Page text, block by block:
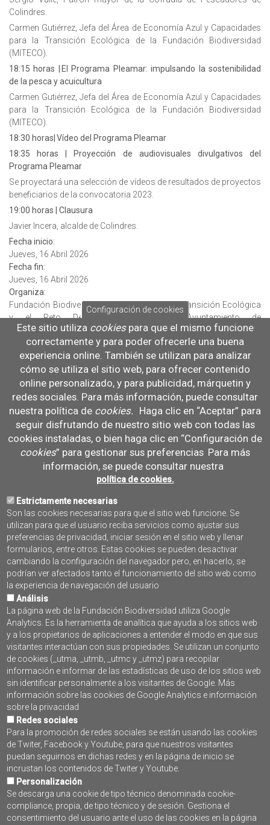
Colindres.
Carmen Gutiérrez, Jefa del Área de Economía Azul y Capacidades
para la Transición Ecológica de la Fundación Biodiversidad
(MITECO).
18:15 horas | El Programa Pleamar: impulsando la sostenibilidad
de la pesca y acuicultura
Carmen Gutiérrez, Jefa del Área de Economía Azul y Capacidades
para la Transición Ecológica de la Fundación Biodiversidad
(MITECO).
18:30 horas| Vídeo del Programa Pleamar
18:35 horas | Proyección de audiovisuales divulgativos del
Programa Pleamar
Se proyectará una selección de vídeos de resultados de proyectos
beneficiarios de la convocatoria 2023.
19:00 horas | Clausura
Javier Incera, alcalde de Colindres.
Fecha inicio:
Jueves, 16 Abril 2026
Fecha fin:
Jueves, 16 Abril 2026
Organiza:
Fundación Biodiversidad. Ministerio para la Transición Ecológica
y el Reto Demográfico (MITECO) /Ayuntamiento de
Colindres / Cofradía de Pescadores de Colindres
Email:
pleamar@fundacion-biodiversidad.es
AGENDA
Prev Next
Agosto
L M M J V S
D
1
3
4 5 6 7 8
10
11 12 13 14 15
16
17
18 19 20
24
31
SUSCRÍBETE AL BOLETÍN
PROGRAMA PLEAMAR
Contacto
Configuración de cookies
Este sitio utiliza cookiespara que el mismo funcione
correctamente y para poder ofrecerle una buena
experiencia online. También se utilizan para analizar
cómo se utiliza el sitio web, para ofrecer contenido
online personalizado, y para publicidad, márquetin y
redes sociales. Para más información, puede consultar
nuestra política de cookies. Haga clic en “Aceptar” para
seguir disfrutando de nuestro sitio web con todas las
cookies instaladas, o bien haga clic en “Configuración de
cookies” para gestionar sus preferencias Para más
información, se puede consultar nuestra
política de cookies.
Estrictamente necesarias
Son las cookies necesarias para que el sitio web funcione. Se
utilizan para que el usuario reciba servicios como ajustar sus
preferencias de privacidad, iniciar sesión en el sitio web y llenar
formularios, entre otros. Estas cookies se pueden desactivar
cambiando la configuración del navegador pero, en hacerlo, se
podrían ver afectados tanto el funcionamiento del sitio web como
la experiencia de navegación del usuario
Análisis
La página web de la Fundación Biodiversidad utiliza Google
Analytics. Es la herramienta de analítica que ayuda a los sitios web
y a los propietarios de aplicaciones a entender el modo en que sus
visitantes interactúan con sus propiedades. Se utilizan un conjunto
de cookies (_utma, _utmb, _utmc y _utmz) para recopilar
información e informar de las estadísticas de uso de los sitios web
sin identificar personalmente a los visitantes de Google. Más
información sobre las cookies de Google Analytics e información
sobre la privacidad
Redes sociales
Para la promoción de redes sociales se están usando las cookies
de Twiter, Facebook y Youtube, para que nuestros visitantes
puedan seguirnos en dichas redes y en la página de inicio se
incrustan los contenidos de Twiter y Youtube.
Personalización
Se descarga una cookie de tipo técnico denominada cookie-
compliance, propia, de tipo técnico y de sesión. Gestiona el
consentimiento del usuario ante el uso de las cookies en la página